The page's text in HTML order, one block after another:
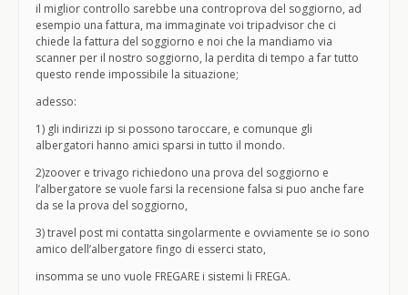
il miglior controllo sarebbe una controprova del soggiorno, ad
esempio una fattura, ma immaginate voi tripadvisor che ci
chiede la fattura del soggiorno e noi che la mandiamo via
scanner per il nostro soggiorno, la perdita di tempo a far tutto
questo rende impossibile la situazione;
adesso:
1) gli indirizzi ip si possono taroccare, e comunque gli
albergatori hanno amici sparsi in tutto il mondo.
2)zoover e trivago richiedono una prova del soggiorno e
l’albergatore se vuole farsi la recensione falsa si puo anche fare
da se la prova del soggiorno,
3) travel post mi contatta singolarmente e ovviamente se io sono
amico dell’albergatore fingo di esserci stato,
insomma se uno vuole FREGARE i sistemi li FREGA.